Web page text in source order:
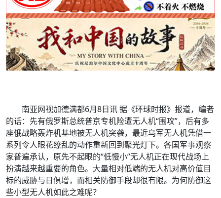
南亚网视加德满都6月8日讯 据《环球时报》报道，编者
的话：先有俄罗斯总统普京专机险遭无人机“围攻”，后有多
座俄战略轰炸机基地被无人机突袭，最近乌军无人机凭借一
系列令人眼花缭乱的动作重新回到聚光灯下。各国军事观察
家普遍承认，原先不起眼的“低慢小”无人机正在现代战场上
扮演越来越重要的角色。大量相对低端的无人机对高价值目
标的威胁与日俱增，而相关防御手段却很有限。为何防御这
些小型无人机如此之难呢？